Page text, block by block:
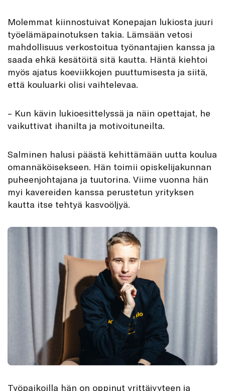
Molemmat kiinnostuivat Konepajan lukiosta juuri
työelämäpainotuksen takia. Lämsään vetosi
mahdollisuus verkostoitua työnantajien kanssa ja
saada ehkä kesätöitä sitä kautta. Häntä kiehtoi
myös ajatus koeviikkojen puuttumisesta ja siitä,
että kouluarki olisi vaihtelevaa.
– Kun kävin lukioesittelyssä ja näin opettajat, he
vaikuttivat ihanilta ja motivoituneilta.
Salminen halusi päästä kehittämään uutta koulua
omannäköisekseen. Hän toimii opiskelijakunnan
puheenjohtajana ja tuutorina. Viime vuonna hän
myi kavereiden kanssa perustetun yrityksen
kautta itse tehtyä kasvoöljyä.
Työpaikoilla hän on oppinut yrittäjyyteen ja